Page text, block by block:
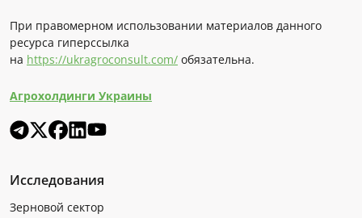
При правомерном использовании материалов данного
ресурса гиперссылка
на https://ukragroconsult.com/ обязательна.
Агрохолдинги Украины
Исследования
Зерновой сектор